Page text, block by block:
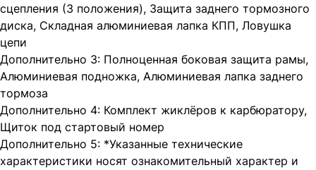
сцепления (3 положения), Защита заднего тормозного
диска, Складная алюминиевая лапка КПП, Ловушка
цепи
Дополнительно 3: Полноценная боковая защита рамы,
Алюминиевая подножка, Алюминиевая лапка заднего
тормоза
Дополнительно 4: Комплект жиклёров к карбюратору,
Щиток под стартовый номер
Дополнительно 5: *Указанные технические
характеристики носят ознакомительный характер и